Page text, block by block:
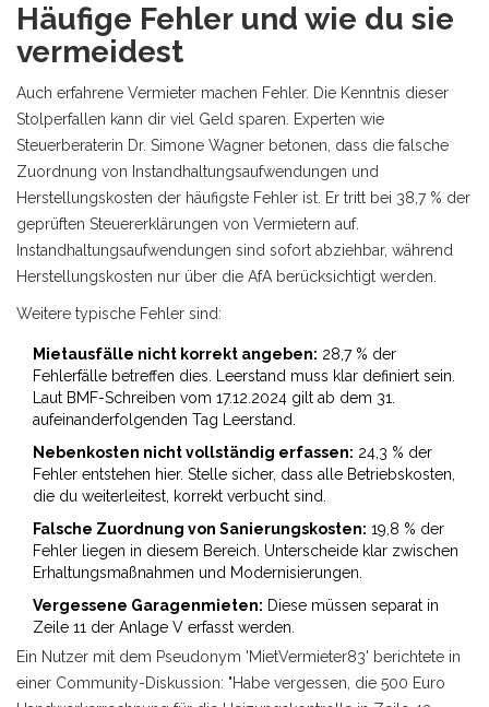
Häufige Fehler und wie du sie
vermeidest
Auch erfahrene Vermieter machen Fehler. Die Kenntnis dieser
Stolperfallen kann dir viel Geld sparen. Experten wie
Steuerberaterin Dr. Simone Wagner betonen, dass die falsche
Zuordnung von Instandhaltungsaufwendungen und
Herstellungskosten der häufigste Fehler ist. Er tritt bei 38,7 % der
geprüften Steuererklärungen von Vermietern auf.
Instandhaltungsaufwendungen sind sofort abziehbar, während
Herstellungskosten nur über die AfA berücksichtigt werden.
Weitere typische Fehler sind:
Mietausfälle nicht korrekt angeben: 28,7 % der
Fehlerfälle betreffen dies. Leerstand muss klar definiert sein.
Laut BMF-Schreiben vom 17.12.2024 gilt ab dem 31.
aufeinanderfolgenden Tag Leerstand.
Nebenkosten nicht vollständig erfassen: 24,3 % der
Fehler entstehen hier. Stelle sicher, dass alle Betriebskosten,
die du weiterleitest, korrekt verbucht sind.
Falsche Zuordnung von Sanierungskosten: 19,8 % der
Fehler liegen in diesem Bereich. Unterscheide klar zwischen
Erhaltungsmaßnahmen und Modernisierungen.
Vergessene Garagenmieten: Diese müssen separat in
Zeile 11 der Anlage V erfasst werden.
Ein Nutzer mit dem Pseudonym 'MietVermieter83' berichtete in
einer Community-Diskussion: "Habe vergessen, die 500 Euro